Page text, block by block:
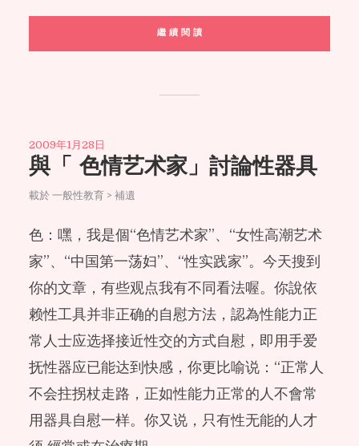
繼 續 閱 讀
2009年1月28日
與「 色情艺术家」討論性器具
載於 一般性教育 > 補遺
色：嘿，我是個“色情艺术家”、“女性高潮艺术
家”、“中国第一荡妇”、“性实践家”。今天搜到
你的文章，有些观点我有不同看法喔。你說依
赖性工具并非正确的自慰方法，認為性能力正
常人士应选择接近性交的方式自慰，即用手爱
抚性器应已能达到快感，你更比喻说：“正常人
不会拄拐杖走路，正如性能力正常的人不會常
用器具自慰一样。你又说，只有性无能的人才